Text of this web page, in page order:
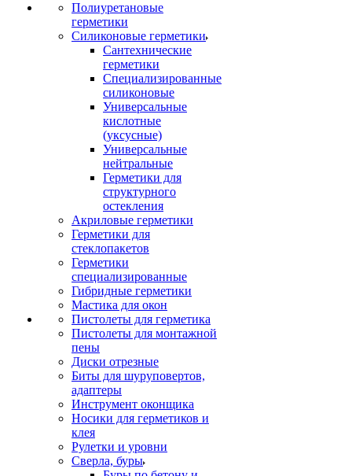
Полиуретановые
герметики
Силиконовые герметики
Сантехнические
герметики
Специализированные
силиконовые
Универсальные
кислотные
(уксусные)
Универсальные
нейтральные
Герметики для
структурного
остекления
Акриловые герметики
Герметики для
стеклопакетов
Герметики
специализированные
Гибридные герметики
Мастика для окон
Пистолеты для герметика
Пистолеты для монтажной
пены
Диски отрезные
Биты для шуруповертов,
адаптеры
Инструмент оконщика
Носики для герметиков и
клея
Рулетки и уровни
Сверла, буры